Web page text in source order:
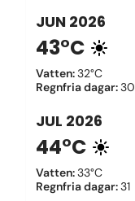
JUN 2026
43°C
Vatten:32°C
Regnfria dagar:30
JUL 2026
44°C
Vatten:33°C
Regnfria dagar:31